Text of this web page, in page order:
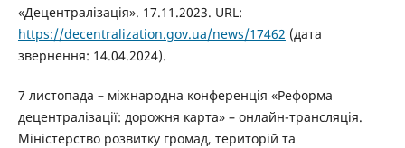
«Децентралізація». 17.11.2023. URL:
https://decentralization.gov.ua/news/17462 (дата
звернення: 14.04.2024).
7 листопада – міжнародна конференція «Реформа
децентралізації: дорожня карта» – онлайн-трансляція.
Міністерство розвитку громад, територій та